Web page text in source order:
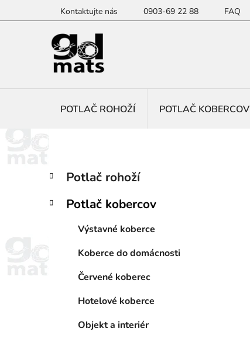
na
Kontaktujte nás 0903-69 22 88 FAQ
POTLAČ ROHOŽÍ POTLAČ KOBERCOV
B
č
Preskočiť
kategórie
K
a
e
Potlač rohoží
Potlač kobercov
Výstavné koberce
Koberce do domácnosti
Červené koberec
Hotelové koberce
Objekt a interiér